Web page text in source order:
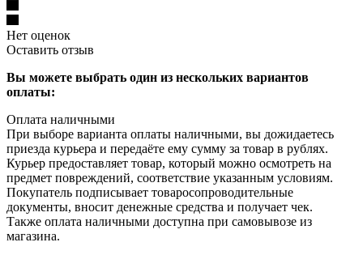
Нет оценок
Оставить отзыв
Вы можете выбрать один из нескольких вариантов
оплаты:
Оплата наличными
При выборе варианта оплаты наличными, вы дожидаетесь
приезда курьера и передаёте ему сумму за товар в рублях.
Курьер предоставляет товар, который можно осмотреть на
предмет повреждений, соответствие указанным условиям.
Покупатель подписывает товаросопроводительные
документы, вносит денежные средства и получает чек.
Также оплата наличными доступна при самовывозе из
магазина.